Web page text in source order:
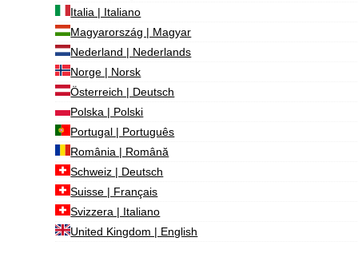
Italia | Italiano
Magyarország | Magyar
Nederland | Nederlands
Norge | Norsk
Österreich | Deutsch
Polska | Polski
Portugal | Português
România | Română
Schweiz | Deutsch
Suisse | Français
Svizzera | Italiano
United Kingdom | English